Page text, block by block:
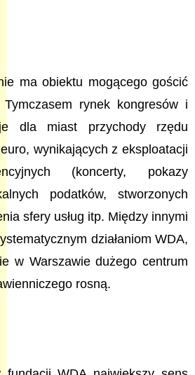
ma obiektu mogącego gościć
rynek kongresów i
dla miast przychody rzędu
wynikających z eksploatacji
(koncerty, pokazy
podatków, stworzonych
sfery usług itp. Między innymi
działaniom WDA,
w Warszawie dużego centrum
rosną.